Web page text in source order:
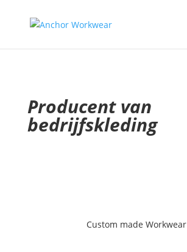
Producent van
bedrijfskleding
Custom made Workwear
Bekijk de Custom made Workwear
Custom made Workwear